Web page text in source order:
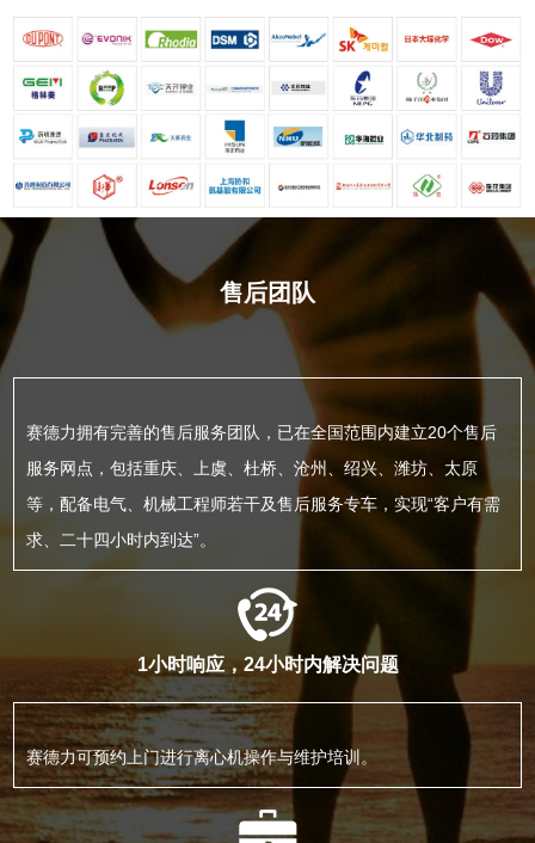
售后团队
赛德力拥有完善的售后服务团队，已在全国范围内建立20个售后
服务网点，包括重庆、上虞、杜桥、沧州、绍兴、潍坊、太原
等，配备电气、机械工程师若干及售后服务专车，实现“客户有需
求、二十四小时内到达”。
1小时响应，24小时内解决问题
赛德力可预约上门进行离心机操作与维护培训。